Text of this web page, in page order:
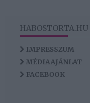
HABOSTORTA.HU
IMPRESSZUM
MÉDIAAJÁNLAT
FACEBOOK